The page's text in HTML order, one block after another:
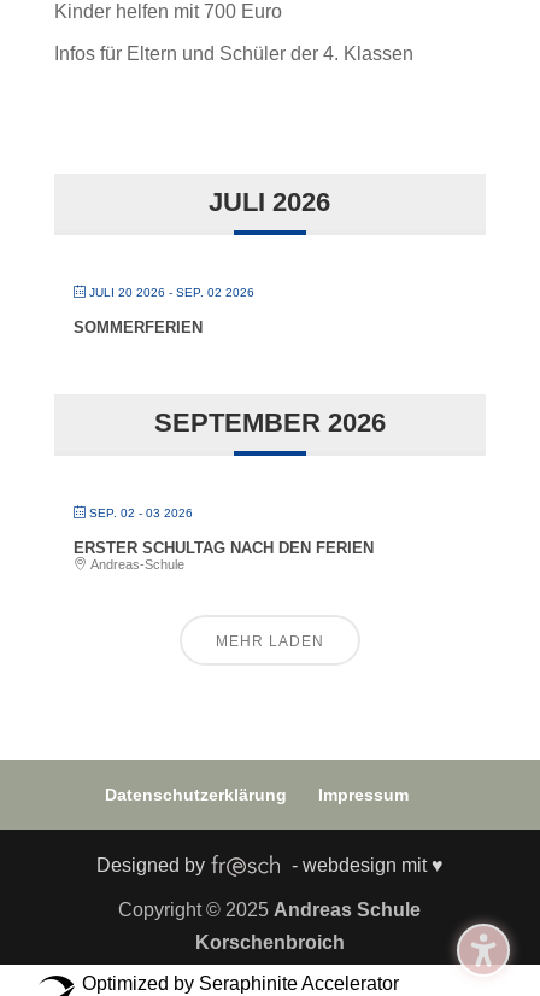
Kinder helfen mit 700 Euro
Infos für Eltern und Schüler der 4. Klassen
JULI 2026
JULI 20 2026 - SEP. 02 2026
SOMMERFERIEN
SEPTEMBER 2026
SEP. 02 - 03 2026
ERSTER SCHULTAG NACH DEN FERIEN
Andreas-Schule
MEHR LADEN
Datenschutzerklärung Impressum
Designed by - webdesign mit ♥
Copyright © 2025 Andreas Schule
Korschenbroich
Optimized by Seraphinite Accelerator